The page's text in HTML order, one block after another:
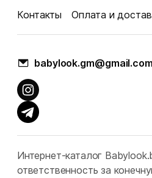
Контакты
Оплата и
babylook.gm@gmail.com
Интернет-каталог
ответственность за